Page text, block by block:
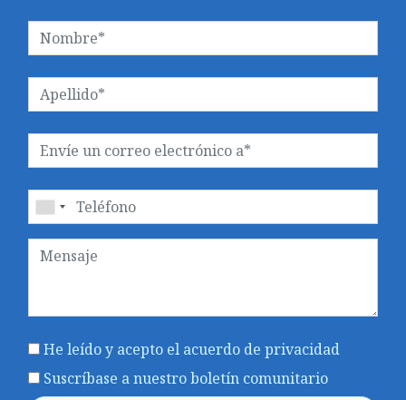
He leído y acepto el acuerdo de privacidad
Suscríbase a nuestro boletín comunitario